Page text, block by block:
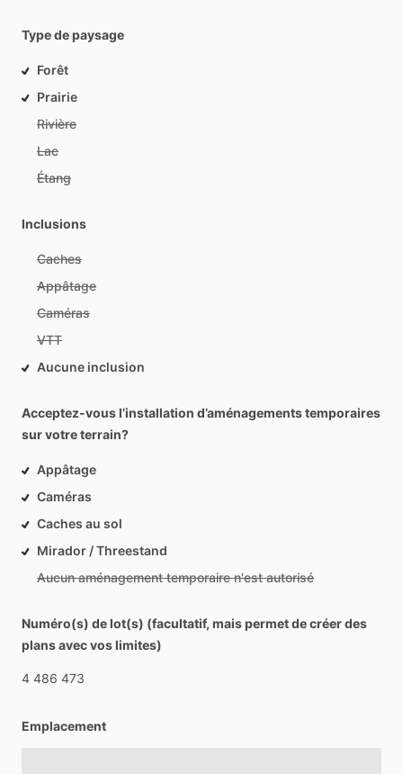
Type de paysage
Forêt
Prairie
Rivière
Lac
Étang
Inclusions
Caches
Appâtage
Caméras
VTT
Aucune inclusion
Acceptez-vous l’installation d’aménagements temporaires
sur votre terrain?
Appâtage
Caméras
Caches au sol
Mirador / Threestand
Aucun aménagement temporaire n'est autorisé
Numéro(s) de lot(s) (facultatif, mais permet de créer des
plans avec vos limites)
4 486 473
Emplacement